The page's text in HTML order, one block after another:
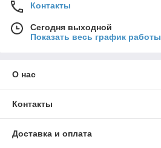
Контакты
Сегодня выходной
Показать весь график работы
О нас
Контакты
Доставка и оплата